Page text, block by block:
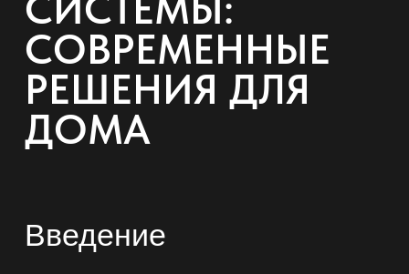
СОВРЕМЕННЫЕ
РЕШЕНИЯ ДЛЯ
ДОМА
Введение